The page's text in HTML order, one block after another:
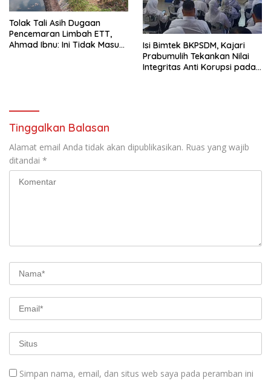
Tolak Tali Asih Dugaan
Pencemaran Limbah ETT,
Ahmad Ibnu: Ini Tidak Masuk
Isi Bimtek BKPSDM, Kajari
Prabumulih Tekankan Nilai
Integritas Anti Korupsi pada
Tinggalkan Balasan
Alamat email Anda tidak akan dipublikasikan. Ruas yang wajib
ditandai *
Simpan nama, email, dan situs web saya pada peramban ini